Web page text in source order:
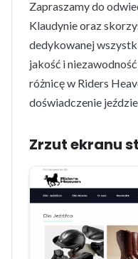
Zapraszamy do
Klaudynie oraz
dedykowanej
jakość i
różnicę w Riders
doświadczenie
Zrzut ekranu